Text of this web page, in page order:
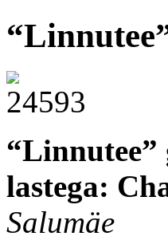
lastega:
Salumäe